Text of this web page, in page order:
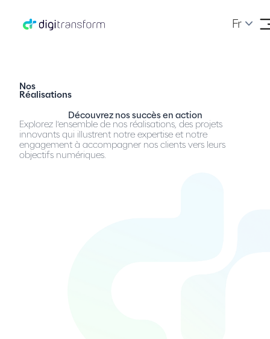
Fr
Nos
Réalisations
Découvrez nos succès en action
Explorez l’ensemble de nos réalisations, des projets
innovants qui illustrent notre expertise et notre
engagement à accompagner nos clients vers leurs
objectifs numériques.